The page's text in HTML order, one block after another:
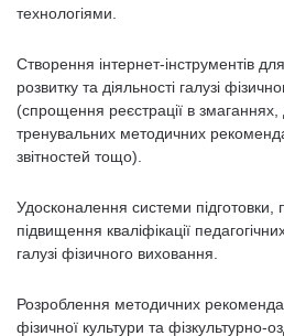
технологіями.
Створення інтернет-інструментів
розвитку та діяльності галузі
(спрощення реєстрації в
тренувальних методичних
звітностей тощо).
Удосконалення системи підготовки,
підвищення кваліфікації
галузі фізичного виховання.
Розроблення методичних
фізичної культури та фізкультурно-